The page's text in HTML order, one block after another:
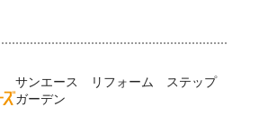
サンエース リフォーム ステップ
ガーデン